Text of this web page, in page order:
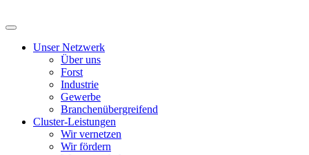
Unser Netzwerk
Über uns
Forst
Industrie
Gewerbe
Branchenübergreifend
Cluster-Leistungen
Wir vernetzen
Wir fördern